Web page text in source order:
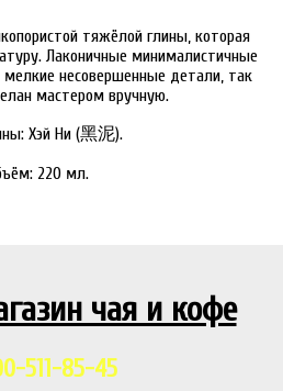
тяжёлой глины, которая
Лаконичные минималистичные
несовершенные детали, так
мастером вручную.
Хэй Ни (黑泥).
220 мл.
чая и кофе
511-85-45